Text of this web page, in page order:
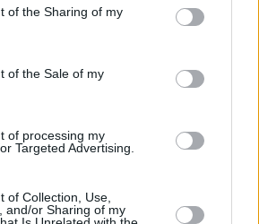
or usage behaviour. You may click to
to Google and its third-party tags to
specified purposes in below Google
of the Sharing of my
of the Sale of my
of processing my
Targeted Advertising.
of Collection, Use,
and/or Sharing of my
d’Ungheria segnala perdite
le sfide dell’inflazione
banca otp
published. Required fields are marked